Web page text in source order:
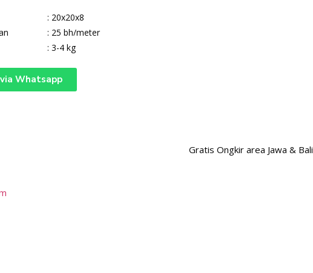
: 20x20x8
: 25 bh/meter
: 3-4 kg
Whatsapp
Gratis Ongkir area Jawa & Bali